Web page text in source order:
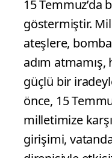
15 Temmuz’da
göstermiştir.
ateşlere,
adım atmamış,
güçlü bir
önce, 15
milletimize
girişimi,